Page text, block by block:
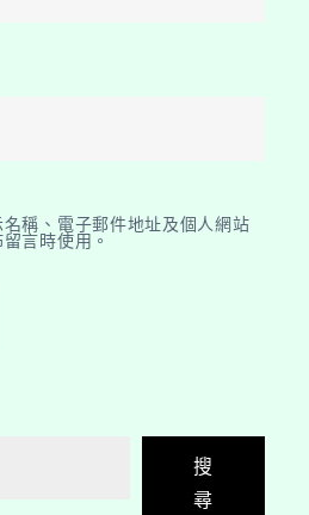
稱、電子郵件地址及個人網站
言時使用。
搜
尋